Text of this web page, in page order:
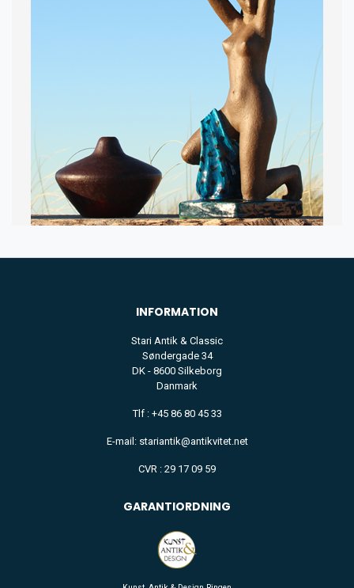
DESIGN OG
ANTIKVITETER
FINE ART
CERAMIC
INFORMATION
Stari Antik & Classic
Søndergade 34
DK - 8600 Silkeborg
Danmark
Tlf : +45 86 80 45 33
E-mail: stariantik@antikvitet.net
CVR : 29 17 09 59
GARANTIORDNING